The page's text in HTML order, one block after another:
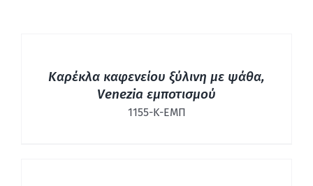
Καρέκλα καφενείου ξύλινη με ψάθα,
Venezia εμποτισμού
1155-Κ-ΕΜΠ